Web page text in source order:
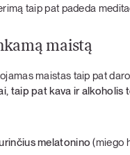
taip pat padeda
maistą
maistas taip pat
taip pat kava ir alkoholis
melatonino(miego